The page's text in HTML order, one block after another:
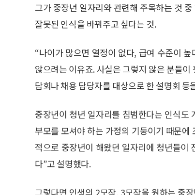
그가 중장년 일자리와 관련해 주목하는 것
잘못된 인식을 바꿔주고 싶다는 것.
“나이가 많으면 열정이 없다, 급여 수준이
않으려는 이유죠. 사실은 그렇지 않은 분들
담회나 채용 담당자를 대상으로 한 설명회 등
중장년이 청년 일자리를 침범한다는 인식도
부모를 모셔야 하는 가정의 기둥이기 때문
적으로 중장년이 해왔던 일자리에 청년들이
다”고 설명했다.
그렇다면 인생의 2모작, 3모작을 원하는 중